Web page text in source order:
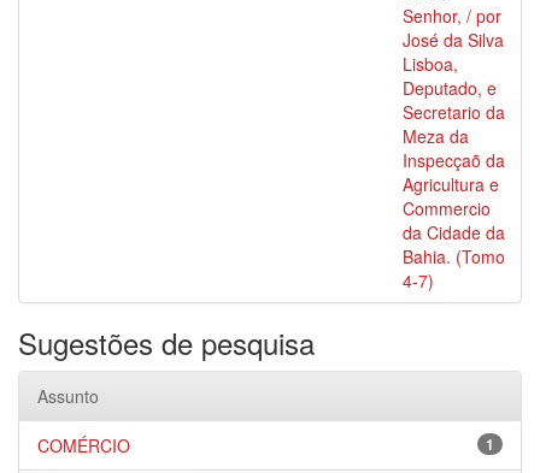
Senhor, / por
José da Silva
Lisboa,
Deputado, e
Secretario da
Meza da
Inspecçaõ da
Agricultura e
Commercio
da Cidade da
Bahia. (Tomo
4-7)
Sugestões de pesquisa
Assunto
1
COMÉRCIO